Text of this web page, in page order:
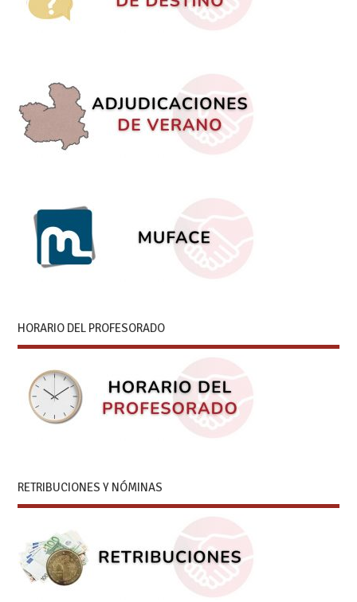
HORARIO DEL PROFESORADO
RETRIBUCIONES Y NÓMINAS